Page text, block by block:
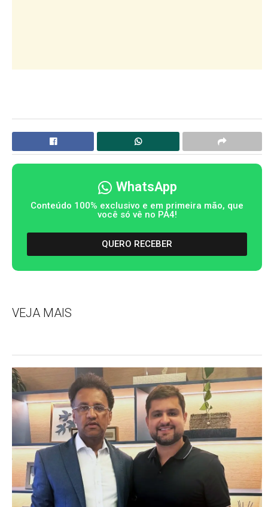
WhatsApp
Conteúdo 100% exclusivo e em primeira mão, que
você só vê no PA4!
QUERO RECEBER
VEJA MAIS